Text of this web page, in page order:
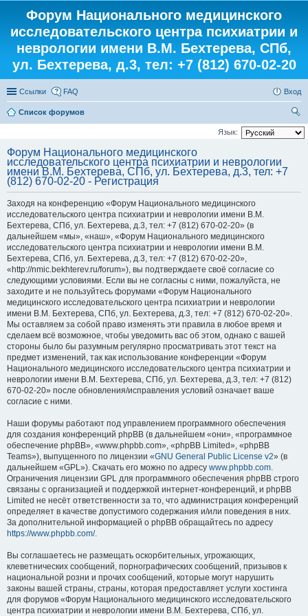
Форум Национального медицинского
исследовательского центра психиатрии и
неврологии имени В.М. Бехтерева, СПб,
ул. Бехтерева, д.3, тел: +7 (812) 670-02-20
Ссылки FAQ Вход
Список форумов
ои
Язык:
Форум Национального медицинского
исследовательского центра психиатрии и неврологии
имени В.М. Бехтерева, СПб, ул. Бехтерева, д.3, тел: +7
(812) 670-02-20 - Регистрация
Заходя на конференцию «Форум Национального медицинского
исследовательского центра психиатрии и неврологии имени В.М.
Бехтерева, СПб, ул. Бехтерева, д.3, тел: +7 (812) 670-02-20» (в
дальнейшем «мы», «наш», «Форум Национального медицинского
исследовательского центра психиатрии и неврологии имени В.М.
Бехтерева, СПб, ул. Бехтерева, д.3, тел: +7 (812) 670-02-20»,
«http://nmic.bekhterev.ru/forum»), вы подтверждаете своё согласие со
следующими условиями. Если вы не согласны с ними, пожалуйста, не
заходите и не пользуйтесь форумами «Форум Национального
медицинского исследовательского центра психиатрии и неврологии
имени В.М. Бехтерева, СПб, ул. Бехтерева, д.3, тел: +7 (812) 670-02-20».
Мы оставляем за собой право изменять эти правила в любое время и
сделаем всё возможное, чтобы уведомить вас об этом, однако с вашей
стороны было бы разумным регулярно просматривать этот текст на
предмет изменений, так как использование конференции «Форум
Национального медицинского исследовательского центра психиатрии и
неврологии имени В.М. Бехтерева, СПб, ул. Бехтерева, д.3, тел: +7 (812)
670-02-20» после обновления/исправления условий означает ваше
согласие с ними.
Наши форумы работают под управлением программного обеспечения
для создания конференций phpBB (в дальнейшем «они», «программное
обеспечение phpBB», «www.phpbb.com», «phpBB Limited», «phpBB
Teams»), выпущенного по лицензии «GNU General Public License v2» (в
дальнейшем «GPL»). Скачать его можно по адресу www.phpbb.com.
Ограничения лицензии GPL для программного обеспечения phpBB строго
связаны с организацией и поддержкой интернет-конференций, и phpBB
Limited не несёт ответственности за то, что администрация конференций
определяет в качестве допустимого содержания и/или поведения в них.
За дополнительной информацией о phpBB обращайтесь по адресу
https://www.phpbb.com/.
Вы соглашаетесь не размещать оскорбительных, угрожающих,
клеветнических сообщений, порнографических сообщений, призывов к
национальной розни и прочих сообщений, которые могут нарушить
законы вашей страны, страны, которая предоставляет услуги хостинга
для форумов «Форум Национального медицинского исследовательского
центра психиатрии и неврологии имени В.М. Бехтерева, СПб, ул.